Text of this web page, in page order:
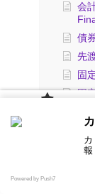
会
債
先
固
固
売
売
売
ばれまし
コンサル
ティング
Powered by Push7